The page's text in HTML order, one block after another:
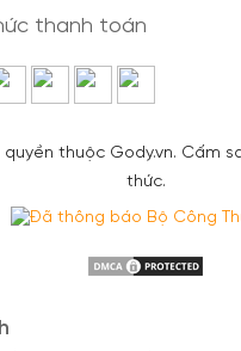
thanh toán
thuộc Gody.vn. Cấm
thức.